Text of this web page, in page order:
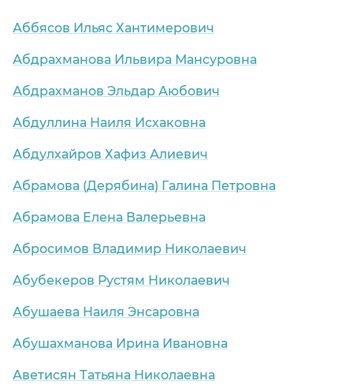
Аббясов Ильяс Хантимерович
Абдрахманова Ильвира Мансуровна
Абдрахманов Эльдар Аюбович
Абдуллина Наиля Исхаковна
Абдулхайров Хафиз Алиевич
Абрамова (Дерябина) Галина Петровна
Абрамова Елена Валерьевна
Абросимов Владимир Николаевич
Абубекеров Рустям Николаевич
Абушаева Наиля Энсаровна
Абушахманова Ирина Ивановна
Аветисян Татьяна Николаевна